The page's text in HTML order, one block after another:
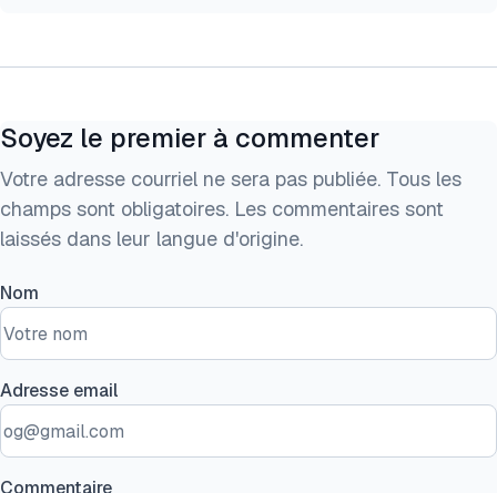
Soyez le premier à commenter
Votre adresse courriel ne sera pas publiée. Tous les
champs sont obligatoires. Les commentaires sont
laissés dans leur langue d'origine.
Nom
Adresse email